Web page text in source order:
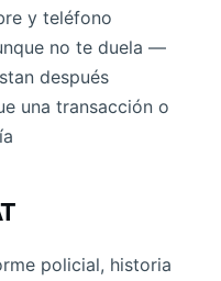
y teléfono
no te duela —
después
una transacción o
policial, historia